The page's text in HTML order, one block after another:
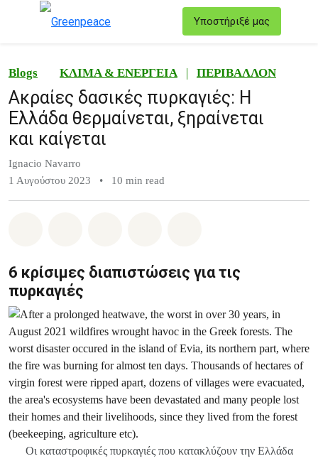
Υποστήριξέ μας
Blogs ΚΛΙΜΑ & ΕΝΕΡΓΕΙΑ | ΠΕΡΙΒΑΛΛΟΝ
Ακραίες δασικές πυρκαγιές: Η
Ελλάδα θερμαίνεται, ξηραίνεται
και καίγεται
Ignacio Navarro
1 Αυγούστου 2023
• 10 min read
6 κρίσιμες διαπιστώσεις για τις
πυρκαγιές
Οι καταστροφικές πυρκαγιές που κατακλύζουν την Ελλάδα